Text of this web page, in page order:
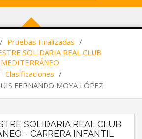
/ Pruebas Finalizadas /
SOLIDARIA REAL CLUB
MEDITERRÁNEO
Clasificaciones /
FERNANDO MOYA LÓPEZ
SOLIDARIA REAL CLUB
- CARRERA INFANTIL